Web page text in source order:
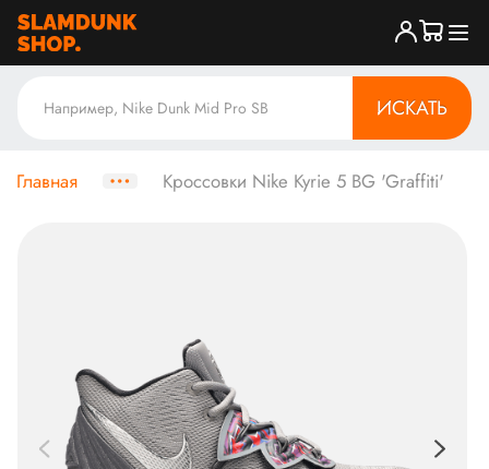
ИСКАТЬ
Главная Кроссовки Nike Kyrie 5 BG 'Graffiti'